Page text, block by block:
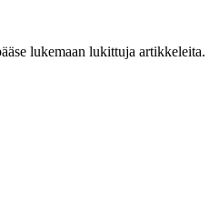
lukemaan lukittuja artikkeleita.